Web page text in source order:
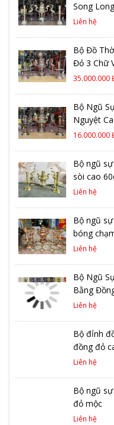
Song
Liên hệ
Bộ Đồ
Đỏ 3 Chữ
35.000.000
Bộ Ngũ
Nguyệt
16.000.000
Bộ ngũ
sòi cao
Liên hệ
Bộ ngũ
bóng
Liên hệ
Bộ Ngũ
Bằng
Liên hệ
Bộ đỉnh
đồng đỏ
Liên hệ
Bộ ngũ
đỏ mộc
Liên hệ